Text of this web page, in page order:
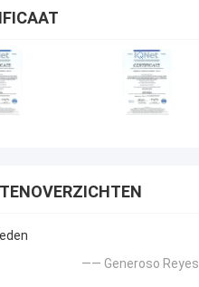
—— Generoso Reyes